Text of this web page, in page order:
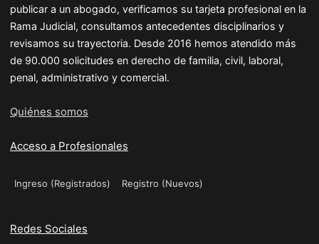
publicar a un abogado, verificamos su tarjeta profesional en la
Rama Judicial, consultamos antecedentes disciplinarios y
revisamos su trayectoria. Desde 2016 hemos atendido más
de 90.000 solicitudes en derecho de familia, civil, laboral,
penal, administrativo y comercial.
Quiénes somos
Acceso a Profesionales
Ingreso (Registrados) Registro (Nuevos)
Redes Sociales